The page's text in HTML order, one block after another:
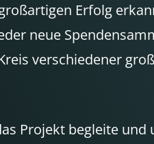
Erfolg
neue
verschiedener
Projekt begleite